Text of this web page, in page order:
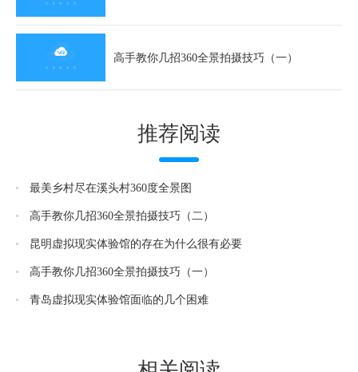
高手教你几招360全景拍摄技巧（一）
推荐阅读
最美乡村尽在溪头村360度全景图
高手教你几招360全景拍摄技巧（二）
昆明虚拟现实体验馆的存在为什么很有必要
高手教你几招360全景拍摄技巧（一）
青岛虚拟现实体验馆面临的几个困难